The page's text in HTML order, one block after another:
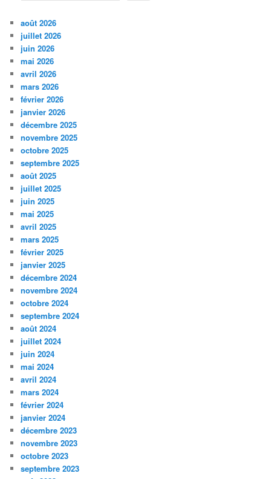
août 2026
juillet 2026
juin 2026
mai 2026
avril 2026
mars 2026
février 2026
janvier 2026
décembre 2025
novembre 2025
octobre 2025
septembre 2025
août 2025
juillet 2025
juin 2025
mai 2025
avril 2025
mars 2025
février 2025
janvier 2025
décembre 2024
novembre 2024
octobre 2024
septembre 2024
août 2024
juillet 2024
juin 2024
mai 2024
avril 2024
mars 2024
février 2024
janvier 2024
décembre 2023
novembre 2023
octobre 2023
septembre 2023